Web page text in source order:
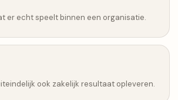
er echt speelt binnen een organisatie.
ook zakelijk resultaat opleveren.